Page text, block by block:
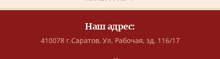
Наш адрес:
410078 г.Саратов, Ул. Рабочая, зд. 116/17